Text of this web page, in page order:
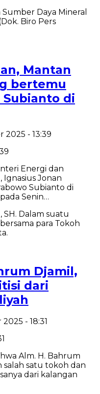
Mantan
bertemu
Subianto di
2025 - 13:39
Energi dan
Ignasius Jonan
Subianto di
Senin…
Djamil,
dari
- 18:31
Alm. H. Bahrum
salah satu tokoh dan
dari kalangan